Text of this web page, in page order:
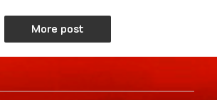
More post